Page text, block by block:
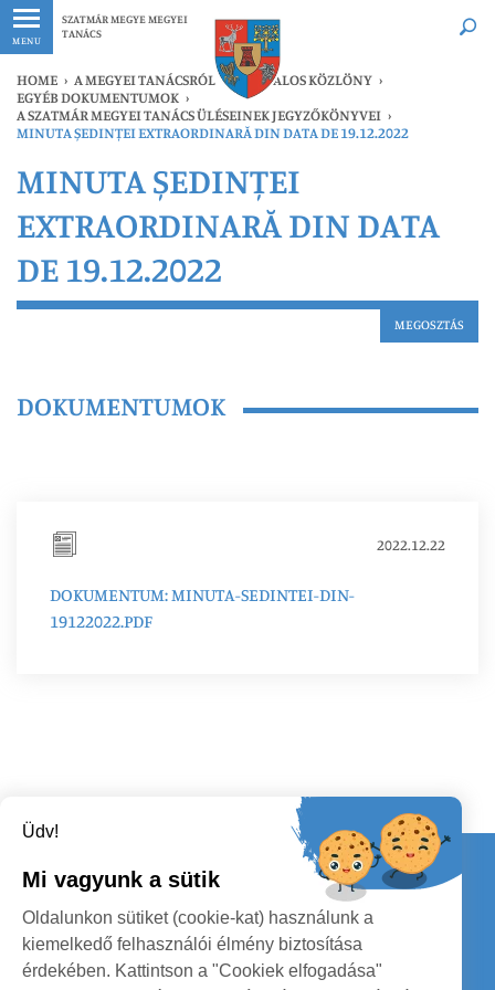
MENU
SZATMÁR MEGYE MEGYEI
TANÁCS
Legfrissebb Bármikor
HOME › A MEGYEI TANÁCSRÓL › HIVATALOS KÖZLÖNY ›
EGYÉB DOKUMENTUMOK ›
A SZATMÁR MEGYEI TANÁCS ÜLÉSEINEK JEGYZŐKÖNYVEI ›
MINUTA ȘEDINȚEI EXTRAORDINARĂ DIN DATA DE 19.12.2022
MINUTA ȘEDINȚEI
EXTRAORDINARĂ DIN DATA
DE 19.12.2022
MEGOSZTÁS
DOKUMENTUMOK
2022.12.22
DOKUMENTUM: MINUTA-SEDINTEI-DIN-
19122022.PDF
Kapcsolat
KÖVESSENEK
Üdv!
Mi vagyunk a sütik
Oldalunkon sütiket (cookie-kat) használunk a
kiemelkedő felhasználói élmény biztosítása
érdekében. Kattintson a "Cookiek elfogadása"